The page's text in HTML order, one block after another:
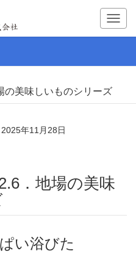
T
t
の美味しいものシリーズ
2025年11月28日
い浴びた